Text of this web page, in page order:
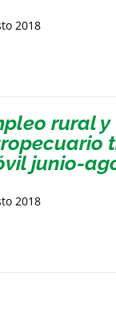
2018
rural y
junio-
2018